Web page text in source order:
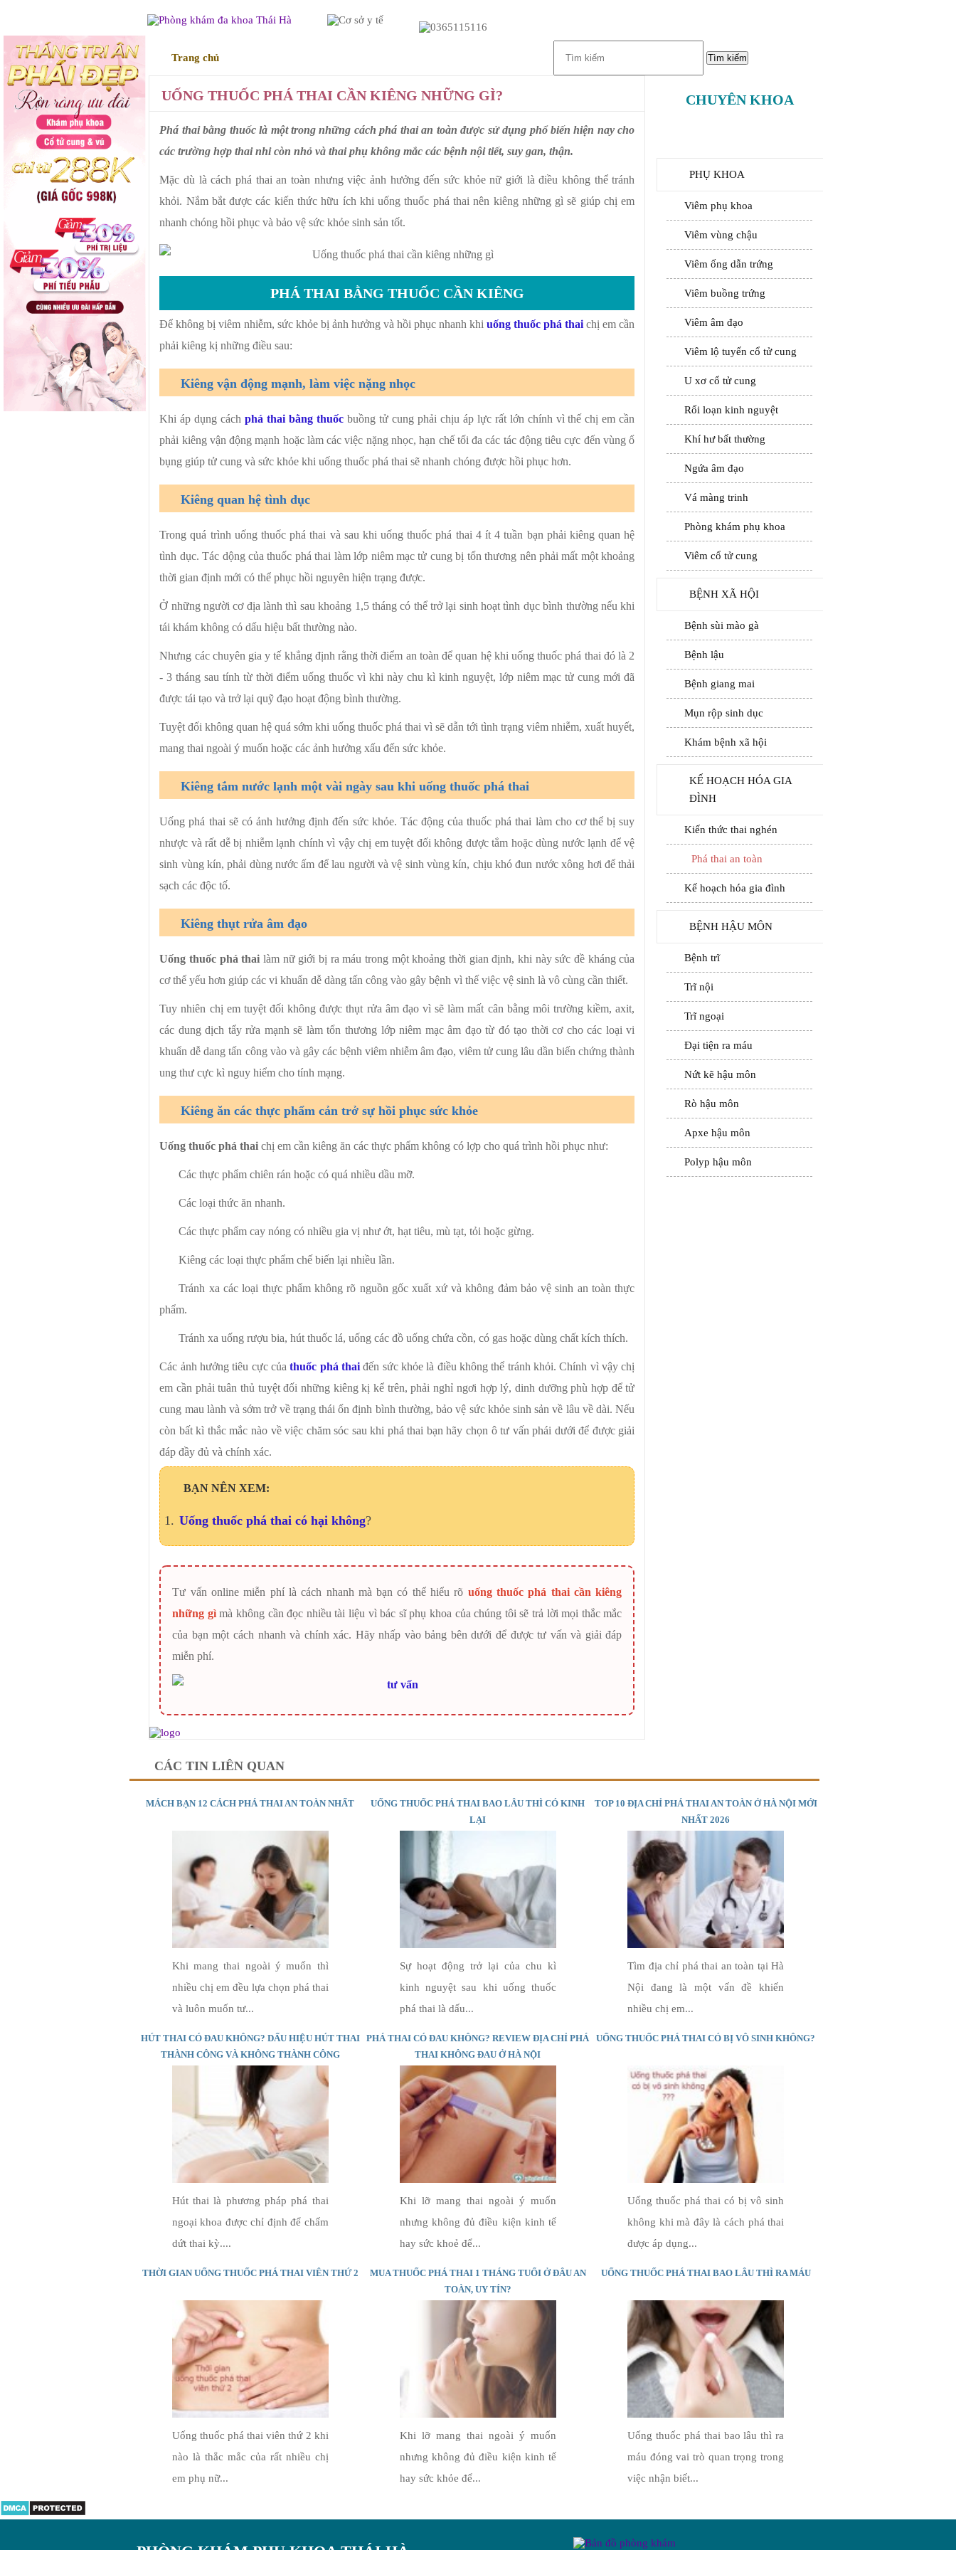
Trang chủ
CHUYÊN KHOA
PHỤ KHOA
Viêm phụ khoa
Viêm vùng chậu
Viêm ống dẫn trứng
Viêm buồng trứng
Viêm âm đạo
Viêm lộ tuyến cổ tử cung
U xơ cổ tử cung
Rối loạn kinh nguyệt
Khí hư bất thường
Ngứa âm đạo
Vá màng trinh
Phòng khám phụ khoa
Viêm cổ tử cung
BỆNH XÃ HỘI
Bệnh sùi mào gà
Bệnh lậu
Bệnh giang mai
Mụn rộp sinh dục
Khám bệnh xã hội
KẾ HOẠCH HÓA GIA
ĐÌNH
Kiến thức thai nghén
Phá thai an toàn
Kế hoạch hóa gia đình
BỆNH HẬU MÔN
Bệnh trĩ
Trĩ nội
Trĩ ngoại
Đại tiện ra máu
Nứt kẽ hậu môn
Rò hậu môn
Apxe hậu môn
Polyp hậu môn
UỐNG THUỐC PHÁ THAI CẦN KIÊNG NHỮNG GÌ?
Phá thai bằng thuốc là một trong những cách phá thai an toàn được sử dụng phổ biến hiện nay cho
các trường hợp thai nhi còn nhỏ và thai phụ không mắc các bệnh nội tiết, suy gan, thận.
Mặc dù là cách phá thai an toàn nhưng việc ảnh hưởng đến sức khỏe nữ giới là điều không thể tránh
khỏi. Nắm bắt được các kiến thức hữu ích khi uống thuốc phá thai nên kiêng những gì sẽ giúp chị em
nhanh chóng hồi phục và bảo vệ sức khỏe sinh sản tốt.
PHÁ THAI BẰNG THUỐC CẦN KIÊNG
Để không bị viêm nhiễm, sức khỏe bị ảnh hưởng và hồi phục nhanh khiuống thuốc phá thai chị em cần
phải kiêng kị những điều sau:
Kiêng vận động mạnh, làm việc nặng nhọc
Khi áp dụng cáchphá thai bằng thuốc buồng tử cung phải chịu áp lực rất lớn chính vì thế chị em cần
phải kiêng vận động mạnh hoặc làm các việc nặng nhọc, hạn chế tối đa các tác động tiêu cực đến vùng ổ
bụng giúp tử cung và sức khỏe khi uống thuốc phá thai sẽ nhanh chóng được hồi phục hơn.
Kiêng quan hệ tình dục
Trong quá trình uống thuốc phá thai và sau khi uống thuốc phá thai 4 ít 4 tuần bạn phải kiêng quan hệ
tình dục. Tác dộng của thuốc phá thai làm lớp niêm mạc tử cung bị tổn thương nên phải mất một khoảng
thời gian định mới có thể phục hồi nguyên hiện trạng được.
Ở những người cơ địa lành thì sau khoảng 1,5 tháng có thể trở lại sinh hoạt tình dục bình thường nếu khi
tái khám không có dấu hiệu bất thường nào.
Nhưng các chuyên gia y tế khẳng định rằng thời điểm an toàn để quan hệ khi uống thuốc phá thai đó là 2
- 3 tháng sau tính từ thời điểm uống thuốc vì khi này chu kì kinh nguyệt, lớp niêm mạc tử cung mới đã
được tái tạo và trở lại quỹ đạo hoạt động bình thường.
Tuyệt đối không quan hệ quá sớm khi uống thuốc phá thai vì sẽ dẫn tới tình trạng viêm nhiễm, xuất huyết,
mang thai ngoài ý muốn hoặc các ảnh hưởng xấu đến sức khỏe.
Kiêng tắm nước lạnh một vài ngày sau khi uống thuốc phá thai
Uống phá thai sẽ có ảnh hưởng định đến sức khỏe. Tác động của thuốc phá thai làm cho cơ thể bị suy
nhược và rất dễ bị nhiễm lạnh chính vì vậy chị em tuyệt đối không được tắm hoặc dùng nước lạnh để vệ
sinh vùng kín, phải dùng nước ấm để lau người và vệ sinh vùng kín, chịu khó đun nước xông hơi để thải
sạch các độc tố.
Kiêng thụt rửa âm đạo
Uống thuốc phá thai làm nữ giới bị ra máu trong một khoảng thời gian định, khi này sức đề kháng của
cơ thể yếu hơn giúp các vi khuẩn dễ dàng tấn công vào gây bệnh vì thế việc vệ sinh là vô cùng cần thiết.
Tuy nhiên chị em tuyệt đối không được thụt rửa âm đạo vì sẽ làm mất cân bằng môi trường kiềm, axit,
các dung dịch tẩy rửa mạnh sẽ làm tổn thương lớp niêm mạc âm đạo từ đó tạo thời cơ cho các loại vi
khuẩn dễ dang tấn công vào và gây các bệnh viêm nhiễm âm đạo, viêm tử cung lâu dần biến chứng thành
ung thư cực kì nguy hiểm cho tính mạng.
Kiêng ăn các thực phẩm cản trở sự hồi phục sức khỏe
Uống thuốc phá thai chị em cần kiêng ăn các thực phẩm không có lợp cho quá trình hồi phục như:
Các thực phẩm chiên rán hoặc có quá nhiều dầu mỡ.
Các loại thức ăn nhanh.
Các thực phẩm cay nóng có nhiều gia vị như ớt, hạt tiêu, mù tạt, tỏi hoặc gừng.
Kiêng các loại thực phẩm chế biến lại nhiều lần.
Tránh xa các loại thực phẩm không rõ nguồn gốc xuất xứ và không đảm bảo vệ sinh an toàn thực
phẩm.
Tránh xa uống rượu bia, hút thuốc lá, uống các đồ uống chứa cồn, có gas hoặc dùng chất kích thích.
Các ảnh hưởng tiêu cực củathuốc phá thaiđến sức khỏe là điều không thể tránh khỏi. Chính vì vậy chị
em cần phải tuân thủ tuyệt đối những kiêng kị kể trên, phải nghỉ ngơi hợp lý, dinh dưỡng phù hợp để tử
cung mau lành và sớm trở về trạng thái ổn định bình thường, bảo vệ sức khỏe sinh sản về lâu về dài. Nếu
còn bất kì thắc mắc nào về việc chăm sóc sau khi phá thai bạn hãy chọn ô tư vấn phái dưới để được giải
đáp đầy đủ và chính xác.
BẠN NÊN XEM:
Uống thuốc phá thai có hại không?
Tư vấn online miễn phí là cách nhanh mà bạn có thể hiểu rõ uống thuốc phá thai cần kiêng
những gìmà không cần đọc nhiều tài liệu vì bác sĩ phụ khoa của chúng tôi sẽ trả lời mọi thắc mắc
của bạn một cách nhanh và chính xác. Hãy nhấp vào bảng bên dưới để được tư vấn và giải đáp
miễn phí.
CÁC TIN LIÊN QUAN
MÁCH BẠN 12 CÁCH PHÁ THAI AN TOÀN NHẤT
Khi mang thai ngoài ý muốn thì
nhiều chị em đều lựa chọn phá thai
và luôn muốn tư...
UỐNG THUỐC PHÁ THAI BAO LÂU THÌ CÓ KINH
LẠI
Sự hoạt động trở lại của chu kì
kinh nguyệt sau khi uống thuốc
phá thai là dấu...
TOP 10 ĐỊA CHỈ PHÁ THAI AN TOÀN Ở HÀ NỘI MỚI
NHẤT 2026
Tìm địa chỉ phá thai an toàn tại Hà
Nội đang là một vấn đề khiến
nhiều chị em...
HÚT THAI CÓ ĐAU KHÔNG? DẤU HIỆU HÚT THAI
THÀNH CÔNG VÀ KHÔNG THÀNH CÔNG
Hút thai là phương pháp phá thai
ngoại khoa được chỉ định để chấm
dứt thai kỳ....
PHÁ THAI CÓ ĐAU KHÔNG? REVIEW ĐỊA CHỈ PHÁ
THAI KHÔNG ĐAU Ở HÀ NỘI
Khi lỡ mang thai ngoài ý muốn
nhưng không đủ điều kiện kinh tế
hay sức khoẻ để...
UỐNG THUỐC PHÁ THAI CÓ BỊ VÔ SINH KHÔNG?
Uống thuốc phá thai có bị vô sinh
không khi mà đây là cách phá thai
được áp dụng...
THỜI GIAN UỐNG THUỐC PHÁ THAI VIÊN THỨ 2
Uống thuốc phá thai viên thứ 2 khi
nào là thắc mắc của rất nhiều chị
em phụ nữ...
MUA THUỐC PHÁ THAI 1 THÁNG TUỔI Ở ĐÂU AN
TOÀN, UY TÍN?
Khi lỡ mang thai ngoài ý muốn
nhưng không đủ điều kiện kinh tế
hay sức khỏe để...
UỐNG THUỐC PHÁ THAI BAO LÂU THÌ RA MÁU
Uống thuốc phá thai bao lâu thì ra
máu đóng vai trò quan trọng trong
việc nhận biết...